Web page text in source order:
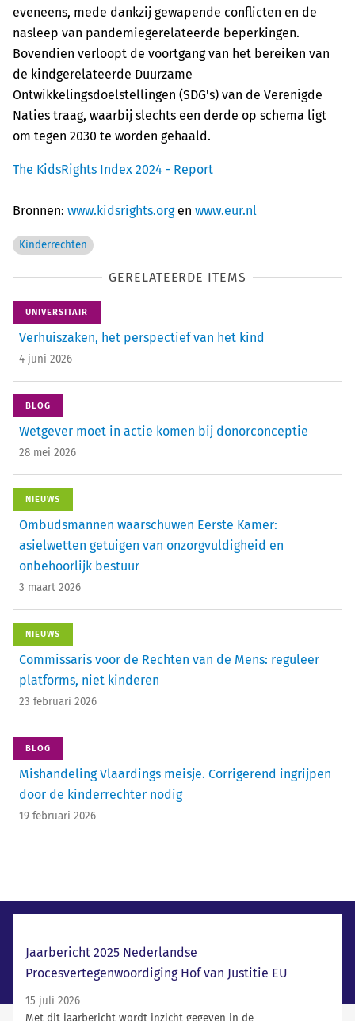
eveneens, mede dankzij gewapende conflicten en de
nasleep van pandemiegerelateerde beperkingen.
Bovendien verloopt de voortgang van het bereiken van
de kindgerelateerde Duurzame
Ontwikkelingsdoelstellingen (SDG's) van de Verenigde
Naties traag, waarbij slechts een derde op schema ligt
om tegen 2030 te worden gehaald.
The KidsRights Index 2024 - Report
Bronnen: www.kidsrights.orgen www.eur.nl
Kinderrechten
GERELATEERDE ITEMS
UNIVERSITAIR
Verhuiszaken, het perspectief van het kind
4 juni 2026
BLOG
Wetgever moet in actie komen bij donorconceptie
28 mei 2026
NIEUWS
Ombudsmannen waarschuwen Eerste Kamer:
asielwetten getuigen van onzorgvuldigheid en
onbehoorlijk bestuur
3 maart 2026
NIEUWS
Commissaris voor de Rechten van de Mens: reguleer
platforms, niet kinderen
23 februari 2026
BLOG
Mishandeling Vlaardings meisje. Corrigerend ingrijpen
door de kinderrechter nodig
19 februari 2026
Jaarbericht 2025 Nederlandse
Procesvertegenwoordiging Hof van Justitie EU
15 juli 2026